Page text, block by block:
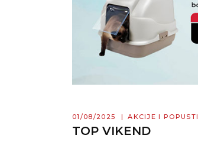
01/08/2025 AKCIJE I POPUSTI
TOP VIKEND